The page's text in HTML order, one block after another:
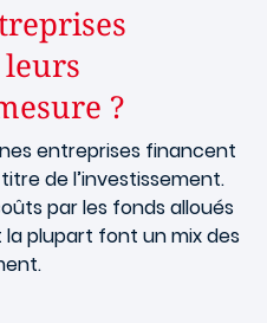
?
entreprises financent
de l’investissement.
par les fonds alloués
plupart font un mix des